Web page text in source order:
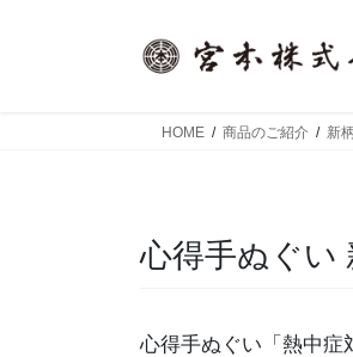
HOME 商品のご紹介 新柄
心得手ぬぐ
心得手ぬぐい「熱中症